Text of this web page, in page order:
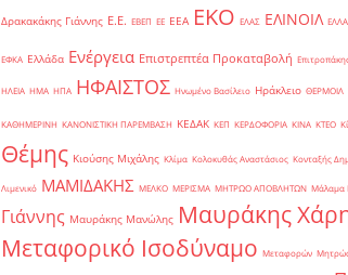
Δρακακάκης Γιάννης Ε.Ε. ΕΒΕΠ ΕΕ ΕΕΑ ΕΚΟ ΕΛΑΣ ΕΛΙΝΟΙΛ
ΕΦΚΑ Ελλάδα Ενέργεια Επιστρεπτέα Προκαταβολή
ΗΛΕΙΑ ΗΜΑ ΗΠΑ ΗΦΑΙΣΤΟΣ Ηνωμένο Βασίλειο Ηράκλειο ΘΕΡΜΟΙΛ
ΚΑΘΗΜΕΡΙΝΗ ΚΑΝΟΝΙΣΤΙΚΗ ΠΑΡΕΜΒΑΣΗ ΚΕΔΑΚ ΚΕΠ ΚΕΡΔΟΦΟΡΙΑ ΚΙΝΑ ΚΤΕΟ
Θέμης Κιούσης Μιχάλης Κλίμα Κολοκυθάς Αναστάσιος Κονταξής
Λιμενικό ΜΑΜΙΔΑΚΗΣ ΜΕΛΚΟ ΜΕΡΙΣΜΑ ΜΗΤΡΩΟ ΑΠΟΒΛΗΤΩΝ Μάλαμα
Γιάννης Μαυράκης Μανώλης Μαυράκης
Μεταφορικό Ισοδύναμο Μεταφορών